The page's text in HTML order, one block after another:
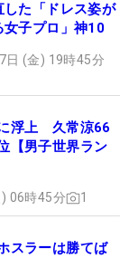
した「ドレス姿が
女子プロ」神10
日 (金) 19時45分
浮上 久常涼66
【男子世界ラン
06時45分 1
スラーは勝てば